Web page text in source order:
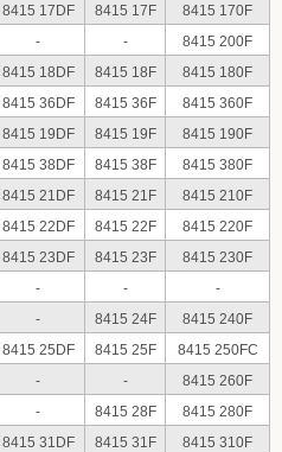
8415 17DF 8415 17F
8415 170F
- -
8415 200F
8415 18DF 8415 18F
8415 180F
8415 36DF 8415 36F
8415 360F
8415 19DF 8415 19F
8415 190F
8415 38DF 8415 38F
8415 380F
8415 21DF 8415 21F
8415 210F
8415 22DF 8415 22F
8415 220F
8415 23DF 8415 23F
8415 230F
- -
-
- 8415 24F
8415 240F
8415 25DF 8415 25F
8415 250FC
- -
8415 260F
- 8415 28F
8415 280F
8415 31DF 8415 31F
8415 310F